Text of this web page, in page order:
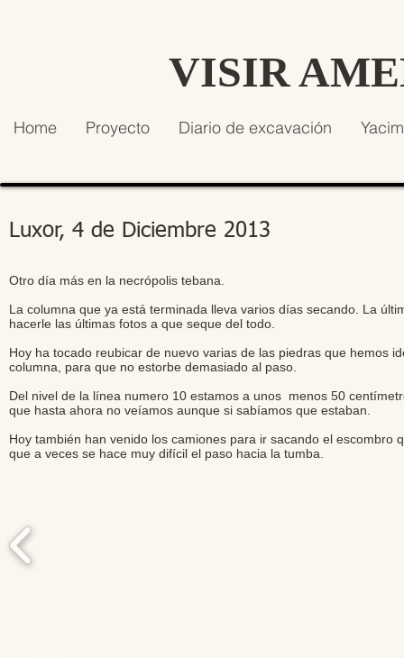
VISIR
Home Proyecto Diario de excavación
Luxor, 4 de Diciembre 2013
Otro día más en la necrópolis tebana.
La columna que ya está terminada lleva varios días secando. La
hacerle las últimas fotos a que seque del todo.
Hoy ha tocado reubicar de nuevo varias de las piedras que hemos
columna, para que no estorbe demasiado al paso.
Del nivel de la línea numero 10 estamos a unos menos 50
que hasta ahora no veíamos aunque si sabíamos que estaban.
Hoy también han venido los camiones para ir sacando el
que a veces se hace muy difícil el paso hacia la tumba.